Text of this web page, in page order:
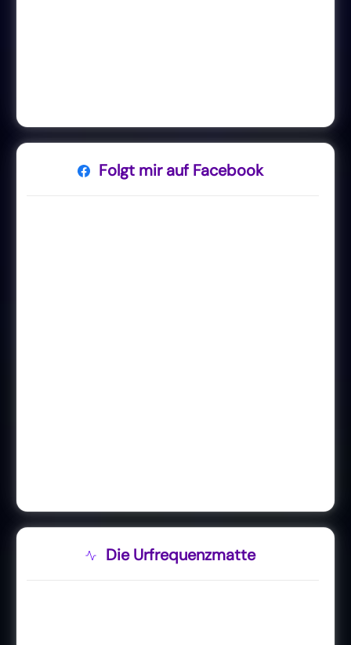
Folgt mir auf Facebook
Die Urfrequenzmatte